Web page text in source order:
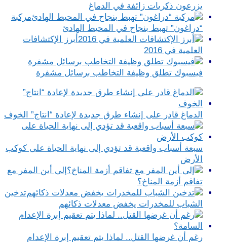
يزرعون ذكريات زائفة في الدماغ
مركبة
“دراغون” تهبط بنجاح في المحيط الهادئ
أبرز الإكتشافات
العلمية في 2016
فيسبوك تطلق وظيفة التخاطب برسائل مشفرة
الدماغ قادر على إنشاء طرق جديدة لإعادة “انتاج” الخوف
سبعة أسباب واقعية قد تؤدي إلى نهاية الحياة على كوكب
الأرض
إلى أين المفر مع
تفاقم أزمة المناخ؟
تدخين
الشباب للمخدرات يخفض معدلات ذكائهم
رغم أن غرضها القتل.. لماذا يتم تعقيم إبرة الإعدام